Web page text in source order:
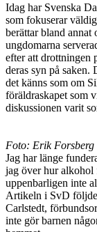
Idag har Svenska
som fokuserar
berättar bland annat
ungdomarna
efter att drottningen
deras syn på
det känns som om
föräldraskapet som
diskussionen varit
Foto: Erik Forsberg
Jag har länge
jag över hur alkohol
uppenbarligen inte
Artikeln i SvD
Carlstedt,
inte gör barnen